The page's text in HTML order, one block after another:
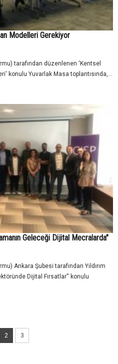
Modelleri Gerekiyor
tarafından düzenlenen 'Kentsel
konulu Yuvarlak Masa toplantısında,...
Geleceği Dijital Mecralarda"
Ankara Şubesi tarafından Yıldırım
Dijital Fırsatlar'' konulu
2 3